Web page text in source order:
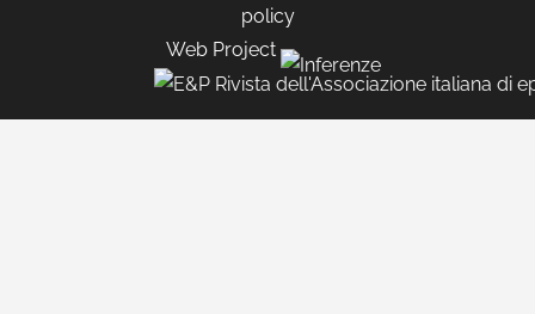
policy
Web Project